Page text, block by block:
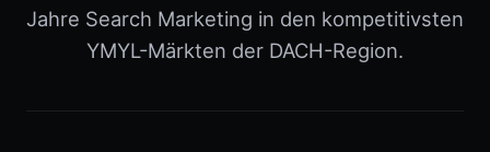
Jahre Search Marketing in den kompetitivsten
YMYL-Märkten der DACH-Region.